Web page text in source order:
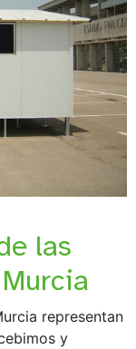
las
representan
y